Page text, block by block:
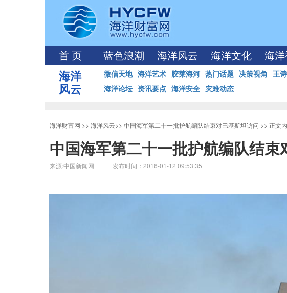
首 页 蓝色浪潮 海洋风云 海洋文化 海洋
海洋
风云
微信天地 海洋艺术 胶莱海河 热门话题 决策视角 王
海洋论坛 资讯要点 海洋安全 灾难动态
海洋财富网 >> 海洋风云>> 中国海军第二十一批护航编队结束对巴基斯坦访问 >> 正文
中国海军第二十一批护航编队结束
来源:中国新闻网 发布时间：2016-01-12 09:53:35